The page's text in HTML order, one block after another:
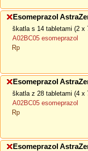
Esomeprazol
škatla s 14 tabletami (2 x
A02BC05 esomeprazol
Rp
Esomeprazol
škatla z 28 tabletami (4 x
A02BC05 esomeprazol
Rp
Esomeprazol